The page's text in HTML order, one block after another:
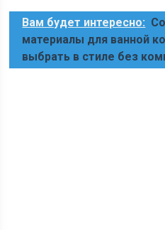
Вам будет интересно:
материалы для ванной
выбрать в стиле без